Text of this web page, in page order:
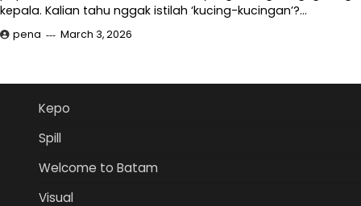
kepala. Kalian tahu nggak istilah ‘kucing-kucingan’?…
pena March 3, 2026
Kepo
Spill
Welcome to Batam
Visual